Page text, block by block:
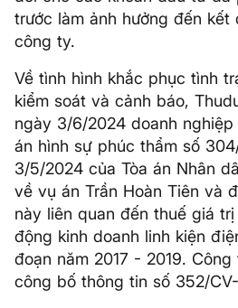
trước làm ảnh hưởng đến kết
công ty.
Về tình hình khắc phục tình
kiểm soát và cảnh báo,
ngày 3/6/2024 doanh
án hình sự phúc thẩm số
3/5/2024 của Tòa án Nhân
về vụ án Trần Hoàn Tiên và
này liên quan đến thuế giá
động kinh doanh linh kiện
đoạn năm 2017 - 2019.
công bố thông tin số 352/